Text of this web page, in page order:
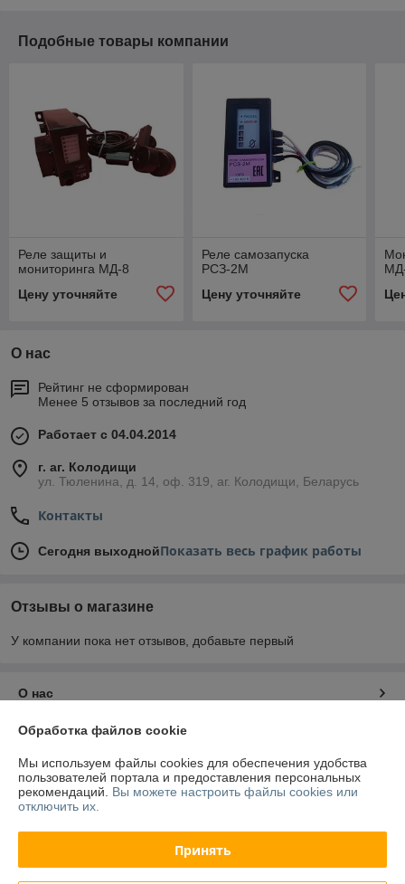
Подобные товары компании
Реле защиты и
мониторинга МД-8
Цену уточняйте
Реле самозапуска
РСЗ-2М
Цену уточняйте
О нас
Рейтинг не сформирован
Менее 5 отзывов за последний год
Работает с 04.04.2014
г. аг. Колодищи
ул. Тюленина, д. 14, оф. 319, аг. Колодищи, Беларусь
Контакты
Сегодня выходнойПоказать весь график работы
Отзывы о магазине
У компании пока нет отзывов, добавьте первый
О нас
Контакты
Доставка и оплата
Полная версия сайта
Обработка файлов cookie
Мы используем файлы cookies для обеспечения удобства
пользователей портала и предоставления персональных
рекомендаций. Вы можете настроить файлы cookies или
отключить их.
Принять